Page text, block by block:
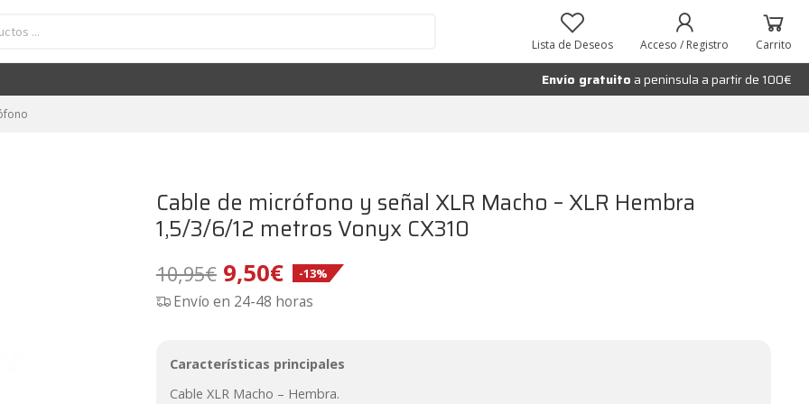
Lista de Deseos Acceso / Registro Carrito
Envío gratuito a peninsula a partir de 100€
Cable de micrófono y señal XLR Macho – XLR Hembra
1,5/3/6/12 metros Vonyx CX310
10,95€ El
precio
era:
9,50€El
precio
es:
-13%
Envío en 24-48 horas
Características principales
Cable XLR Macho – Hembra.
precioprecio
Añadir al carrito